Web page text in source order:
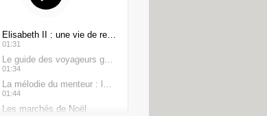
des traqueurs et de la